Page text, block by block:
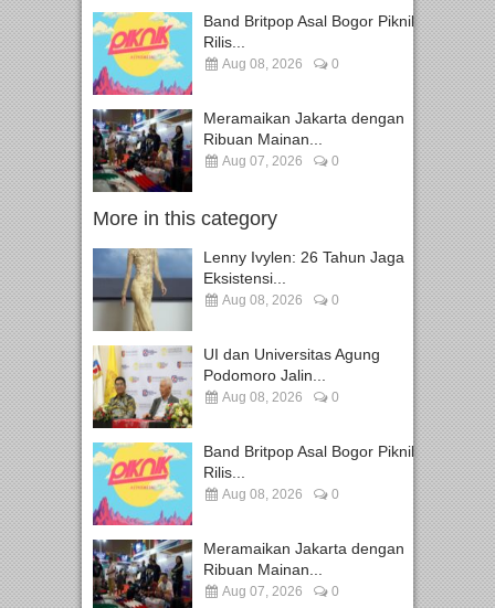
Band Britpop Asal Bogor Piknik
Rilis...
Aug 08, 2026 0
Meramaikan Jakarta dengan
Ribuan Mainan...
Aug 07, 2026 0
More in this category
Lenny Ivylen: 26 Tahun Jaga
Eksistensi...
Aug 08, 2026 0
UI dan Universitas Agung
Podomoro Jalin...
Aug 08, 2026 0
Band Britpop Asal Bogor Piknik
Rilis...
Aug 08, 2026 0
Meramaikan Jakarta dengan
Ribuan Mainan...
Aug 07, 2026 0